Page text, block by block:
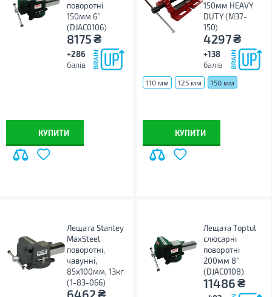
поворотні
150мм 6"
(DJAC0106)
8175₴
+286
балів
КУПИТИ
150мм HEAVY
DUTY (M37-
150)
4297₴
+138
балів
110 мм 125 мм 150 мм
КУПИТИ
Лещата Stanley
MaxSteel
поворотні,
чавунні,
85х100мм, 13кг
(1-83-066)
6462₴
Лещата Toptul
слюсарні
поворотні
200мм 8"
(DJAC0108)
11486₴